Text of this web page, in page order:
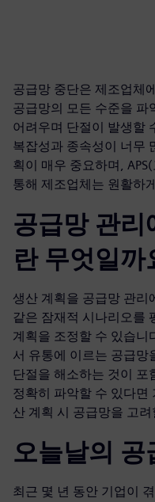
공급망 중단은 제조업체
공급망의 모든 수준을 파
어려우며 단절이 발생할
복잡성과 종속성이 너무
획이 매우 중요하며,
통해 제조업체는 원활하
공급망 관리
란 무엇일까
생산 계획을 공급망 관리
같은 잠재적 시나리오를
계획을 조정할 수 있습니
서 유통에 이르는 공급망
단절을 해소하는 것이 포
정확히 파악할 수 있다면
산 계획 시 공급망을 고
오늘날의 공
최근 몇 년 동안 기업이